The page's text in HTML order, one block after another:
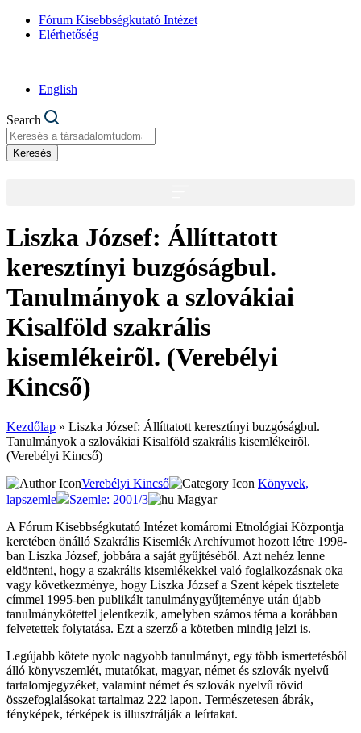
Fórum Kisebbségkutató Intézet
Elérhetőség
English
Search
Keresés
Liszka József: Állíttatott
keresztínyi buzgóságbul.
Tanulmányok a szlovákiai
Kisalföld szakrális
kisemlékeirõl. (Verebélyi
Kincső)
Kezdőlap » Liszka József: Állíttatott keresztínyi buzgóságbul.
Tanulmányok a szlovákiai Kisalföld szakrális kisemlékeirõl.
(Verebélyi Kincső)
Verebélyi Kincső
Könyvek,
lapszemle
Szemle: 2001/3
Magyar
A Fórum Kisebbségkutató Intézet komáromi Etnológiai Központja
keretében önálló Szakrális Kisemlék Archívumot hozott létre 1998-
ban Liszka József, jobbára a saját gyűjtéséből. Azt nehéz lenne
eldönteni, hogy a szakrális kisemlékekkel való foglalkozásnak oka
vagy következménye, hogy Liszka József a Szent képek tisztelete
címmel 1995-ben publikált tanulmánygyűjteménye után újabb
tanulmánykötettel jelentkezik, amelyben számos téma a korábban
felvetettek folytatása. Ezt a szerző a kötetben mindig jelzi is.
Legújabb kötete nyolc nagyobb tanulmányt, egy több ismertetésből
álló könyvszemlét, mutatókat, magyar, német és szlovák nyelvű
tartalomjegyzéket, valamint német és szlovák nyelvű rövid
összefoglalásokat tartalmaz 222 lapon. Természetesen ábrák,
fényképek, térképek is illusztrálják a leírtakat.